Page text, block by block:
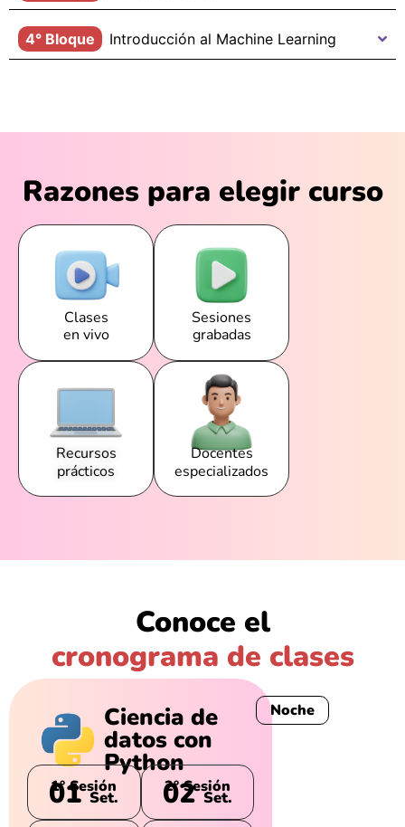
4° Bloque Introducción al Machine Learning
Razones para elegir curso
Clases
en vivo
Sesiones
grabadas
Recursos
prácticos
Docentes
especializados
Conoce el
cronograma de clases
Ciencia de
datos con
Python
Noche
1° Sesión
01Set.
2° Sesión
02Set.